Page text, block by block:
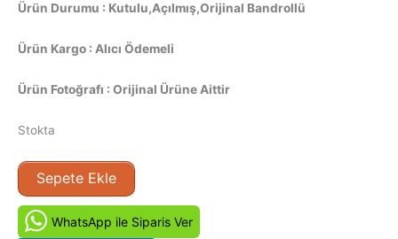
Ürün Durumu : Kutulu,Açılmış,Orijinal Bandrollü
Ürün Kargo : Alıcı Ödemeli
Ürün Fotoğrafı : Orijinal Ürüne Aittir
Stokta
Çıkış
Yok
–
No
Sepete Ekle
WhatsApp ile Siparis Ver